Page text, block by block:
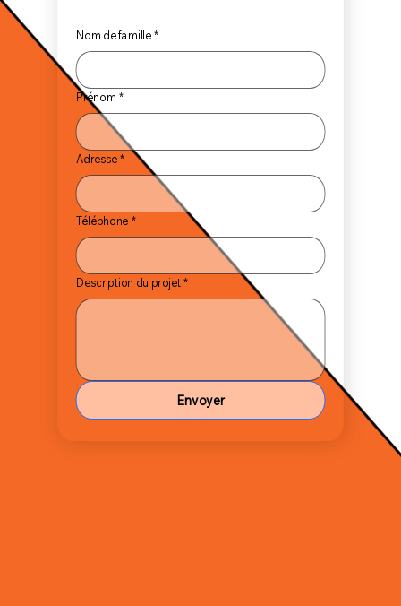
Nom de famille*
Prénom *
Adresse *
Téléphone *
Description du projet*
Envoyer